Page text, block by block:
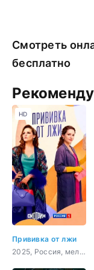
Смотреть
бесплатно
Прививка от лжи
2025, Россия, мелодрама
HD